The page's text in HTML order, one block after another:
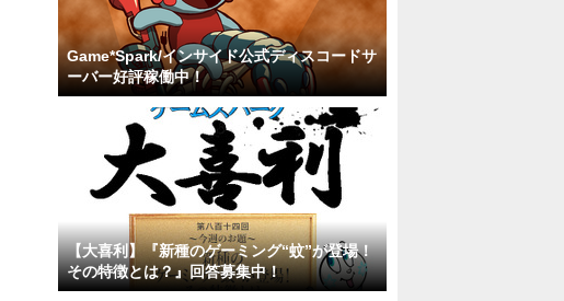
Game*Spark/インサイド公式ディスコードサ
ーバー好評稼働中！
【大喜利】『新種のゲーミング“蚊”が登場！
その特徴とは？』回答募集中！